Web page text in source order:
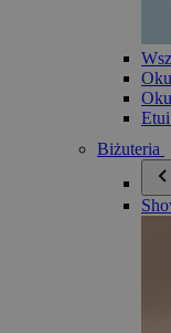
Biżuteria